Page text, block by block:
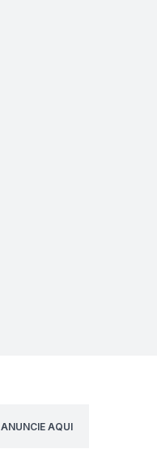
ANUNCIE AQUI